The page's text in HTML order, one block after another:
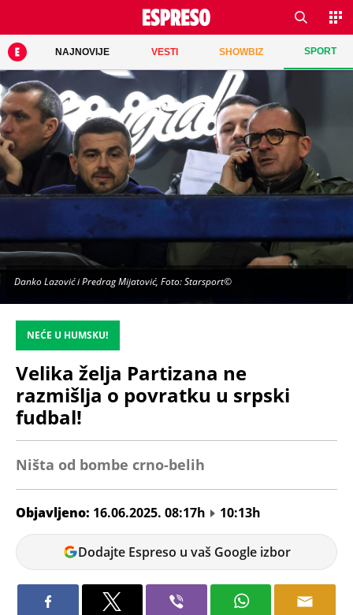
NAJNOVIJE VESTI SHOWBIZ SPORT
Danko Lazović i Predrag Mijatović, Foto: Starsport©
NEĆE U HUMSKU!
Velika želja Partizana ne
razmišlja o povratku u srpski
fudbal!
Ništa od bombe crno-belih
Objavljeno: 16.06.2025. 08:17h
10:13h
Veljko
Petrovic
Dodajte Espreso u vaš Google izbor